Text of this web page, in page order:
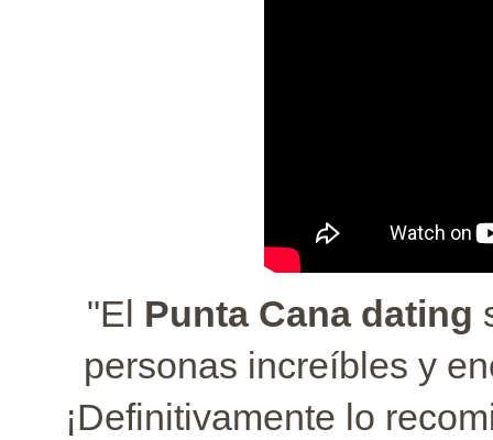
"El Punta Cana dating
personas increíbles y
¡Definitivamente lo